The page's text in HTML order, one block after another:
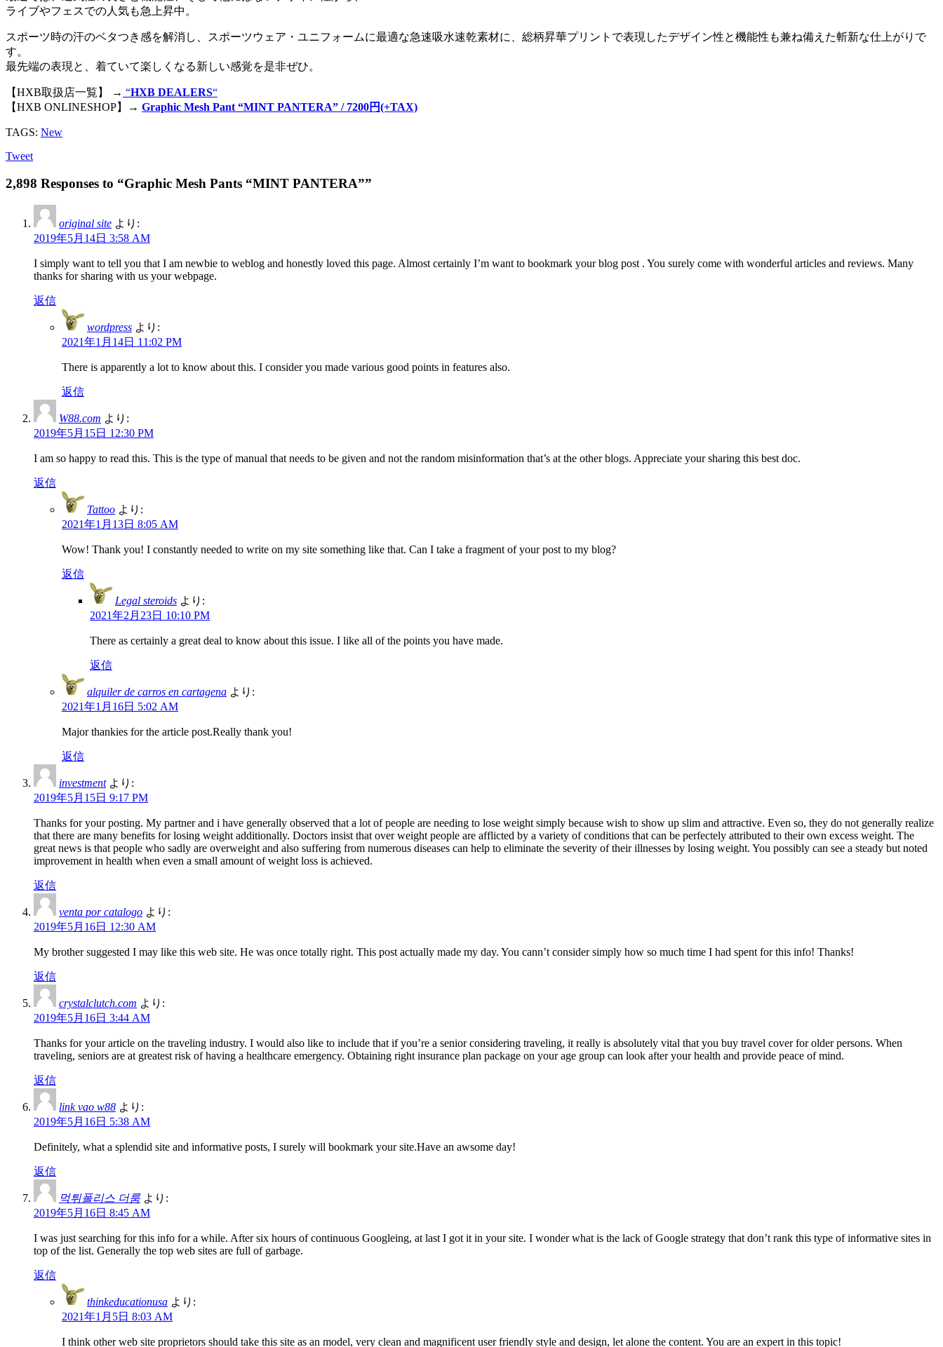
ライブやフェスでの人気も急上昇中。
スポーツ時の汗のベタつき感を解消し、スポーツウェア・ユニフォームに最適な急速吸水速乾素材に、総柄昇華プリントで表現したデザイン性と機能性も兼ね備えた斬新な仕上がりで
す。
最先端の表現と、着ていて楽しくなる新しい感覚を是非ぜひ。
【HXB取扱店一覧】 → “HXB DEALERS“
【HXB ONLINESHOP】→ Graphic Mesh Pant “MINT PANTERA” / 7200円(+TAX)
TAGS: New
Tweet
2,898 Responses to “Graphic Mesh Pants “MINT PANTERA””
original site より:
2019年5月14日 3:58 AM
I simply want to tell you that I am newbie to weblog and honestly loved this page. Almost certainly I’m want to bookmark your blog post . You surely come with wonderful articles and reviews. Many
thanks for sharing with us your webpage.
返信
wordpress より:
2021年1月14日 11:02 PM
There is apparently a lot to know about this. I consider you made various good points in features also.
返信
W88.com より:
2019年5月15日 12:30 PM
I am so happy to read this. This is the type of manual that needs to be given and not the random misinformation that’s at the other blogs. Appreciate your sharing this best doc.
返信
Tattoo より:
2021年1月13日 8:05 AM
Wow! Thank you! I constantly needed to write on my site something like that. Can I take a fragment of your post to my blog?
返信
Legal steroids より:
2021年2月23日 10:10 PM
There as certainly a great deal to know about this issue. I like all of the points you have made.
返信
alquiler de carros en cartagena より:
2021年1月16日 5:02 AM
Major thankies for the article post.Really thank you!
返信
investment より:
2019年5月15日 9:17 PM
Thanks for your posting. My partner and i have generally observed that a lot of people are needing to lose weight simply because wish to show up slim and attractive. Even so, they do not generally realize
that there are many benefits for losing weight additionally. Doctors insist that over weight people are afflicted by a variety of conditions that can be perfectely attributed to their own excess weight. The
great news is that people who sadly are overweight and also suffering from numerous diseases can help to eliminate the severity of their illnesses by losing weight. You possibly can see a steady but noted
improvement in health when even a small amount of weight loss is achieved.
返信
venta por catalogo より:
2019年5月16日 12:30 AM
My brother suggested I may like this web site. He was once totally right. This post actually made my day. You cann’t consider simply how so much time I had spent for this info! Thanks!
返信
crystalclutch.com より:
2019年5月16日 3:44 AM
Thanks for your article on the traveling industry. I would also like to include that if you’re a senior considering traveling, it really is absolutely vital that you buy travel cover for older persons. When
traveling, seniors are at greatest risk of having a healthcare emergency. Obtaining right insurance plan package on your age group can look after your health and provide peace of mind.
返信
link vao w88 より:
2019年5月16日 5:38 AM
Definitely, what a splendid site and informative posts, I surely will bookmark your site.Have an awsome day!
返信
먹튀폴리스 더룸 より:
2019年5月16日 8:45 AM
I was just searching for this info for a while. After six hours of continuous Googleing, at last I got it in your site. I wonder what is the lack of Google strategy that don’t rank this type of informative sites in
top of the list. Generally the top web sites are full of garbage.
返信
thinkeducationusa より:
2021年1月5日 8:03 AM
I think other web site proprietors should take this site as an model, very clean and magnificent user friendly style and design, let alone the content. You are an expert in this topic!